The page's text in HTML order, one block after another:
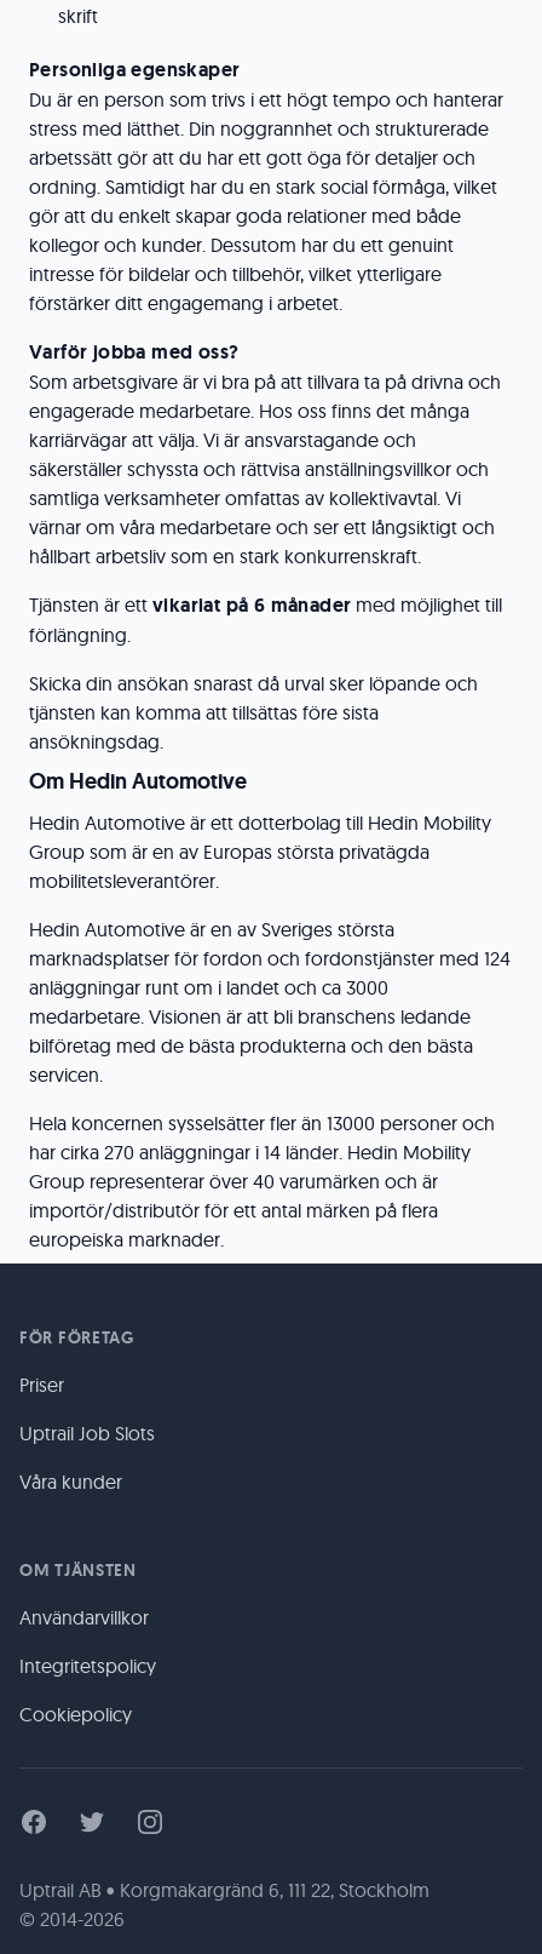
skrift
Personliga egenskaper
Du är en person som trivs i ett högt tempo och hanterar
stress med lätthet. Din noggrannhet och strukturerade
arbetssätt gör att du har ett gott öga för detaljer och
ordning. Samtidigt har du en stark social förmåga, vilket
gör att du enkelt skapar goda relationer med både
kollegor och kunder. Dessutom har du ett genuint
intresse för bildelar och tillbehör, vilket ytterligare
förstärker ditt engagemang i arbetet.
Varför jobba med oss?
Som arbetsgivare är vi bra på att tillvara ta på drivna och
engagerade medarbetare. Hos oss finns det många
karriärvägar att välja. Vi är ansvarstagande och
säkerställer schyssta och rättvisa anställningsvillkor och
samtliga verksamheter omfattas av kollektivavtal. Vi
värnar om våra medarbetare och ser ett långsiktigt och
hållbart arbetsliv som en stark konkurrenskraft.
Tjänsten är ett vikariat på 6 månader med möjlighet till
förlängning.
Skicka din ansökan snarast då urval sker löpande och
tjänsten kan komma att tillsättas före sista
ansökningsdag.
Om Hedin Automotive
Hedin Automotive är ett dotterbolag till Hedin Mobility
Group som är en av Europas största privatägda
mobilitetsleverantörer.
Hedin Automotive är en av Sveriges största
marknadsplatser för fordon och fordonstjänster med 124
anläggningar runt om i landet och ca 3000
medarbetare. Visionen är att bli branschens ledande
bilföretag med de bästa produkterna och den bästa
servicen.
Hela koncernen sysselsätter fler än 13000 personer och
har cirka 270 anläggningar i 14 länder. Hedin Mobility
Group representerar över 40 varumärken och är
importör/distributör för ett antal märken på flera
europeiska marknader.
FÖR FÖRETAG
Priser
Uptrail Job Slots
Våra kunder
OM TJÄNSTEN
Användarvillkor
Integritetspolicy
Cookiepolicy
FacebookTwitter Instagram
Uptrail AB • Korgmakargränd 6, 111 22, Stockholm
© 2014-2026